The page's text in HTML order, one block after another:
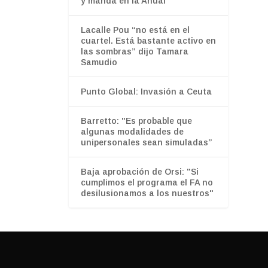
Lacalle Pou “no está en el
cuartel. Está bastante activo en
las sombras” dijo Tamara
Samudio
Punto Global: Invasión a Ceuta
Barretto: "Es probable que
algunas modalidades de
unipersonales sean simuladas”
Baja aprobación de Orsi: "Si
cumplimos el programa el FA no
desilusionamos a los nuestros"